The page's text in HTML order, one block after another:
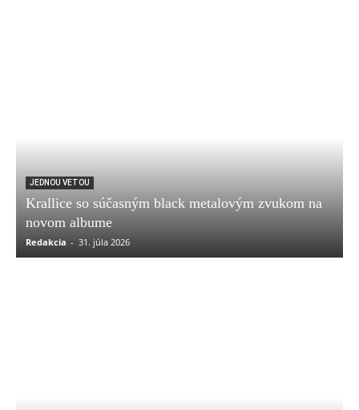
JEDNOU VETOU
Krallice so súčasným black metalovým zvukom na
novom albume
Redakcia - 31. júla 2026